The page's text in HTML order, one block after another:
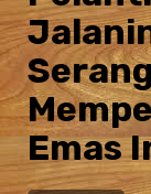
Emas